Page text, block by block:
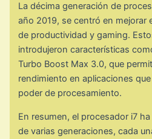
La décima generación de
año 2019, se centró en mejorar
de productividad y gaming.
introdujeron características
Turbo Boost Max 3.0, que
rendimiento en aplicaciones
poder de procesamiento.
En resumen, el procesador i7
de varias generaciones, cada